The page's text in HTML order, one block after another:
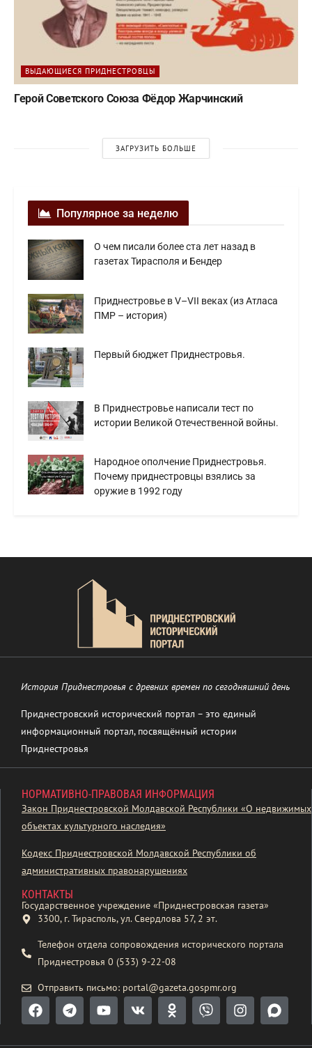
ВЫДАЮЩИЕСЯ ПРИДНЕСТРОВЦЫ
Герой Советского Союза Фёдор Жарчинский
ЗАГРУЗИТЬ БОЛЬШЕ
Популярное за неделю
О чем писали более ста лет назад в
газетах Тирасполя и Бендер
Приднестровье в V–VII веках (из Атласа
ПМР – история)
Первый бюджет Приднестровья.
В Приднестровье написали тест по
истории Великой Отечественной войны.
Народное ополчение Приднестровья.
Почему приднестровцы взялись за
оружие в 1992 году
История Приднестровья с древних времен по сегодняшний день
Приднестровский исторический портал – это единый
информационный портал, посвящённый истории
Приднестровья
НОРМАТИВНО-ПРАВОВАЯ ИНФОРМАЦИЯ
Закон Приднестровской Молдавской Республики «О недвижимых
объектах культурного наследия»
Кодекс Приднестровской Молдавской Республики об
административных правонарушениях
КОНТАКТЫ
Государственное учреждение «Приднестровская газета»
3300, г. Тирасполь, ул. Свердлова 57, 2 эт.
Телефон отдела сопровождения исторического портала
Приднестровья 0 (533) 9-22-08
Отправить письмо: portal@gazeta.gospmr.org